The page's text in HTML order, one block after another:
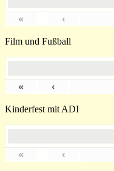
« ‹
Film und Fußball
« ‹
Kinderfest mit ADI
« ‹